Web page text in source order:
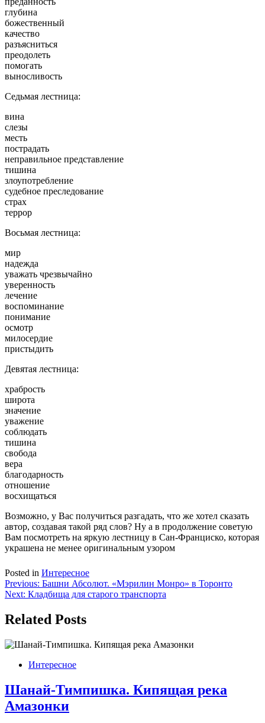
глубина
божественный
качество
разъясниться
преодолеть
помогать
выносливость
Седьмая лестница:
вина
слезы
месть
пострадать
неправильное представление
тишина
злоупотребление
судебное преследование
страх
террор
Восьмая лестница:
мир
надежда
уважать чрезвычайно
уверенность
лечение
воспоминание
понимание
осмотр
милосердие
пристыдить
Девятая лестница:
храбрость
широта
значение
уважение
соблюдать
тишина
свобода
вера
благодарность
отношение
восхищаться
Возможно, у Вас получиться разгадать, что же хотел сказать
автор, создавая такой ряд слов? Ну а в продолжение советую
Вам посмотреть на яркую лестницу в Сан-Франциско, которая
украшена не менее оригинальным узором
Posted in Интересное
Навигация
по
записям
Previous: Башни Абсолют. «Мэрилин Монро» в Торонто
Next: Кладбища для старого транспорта
Related Posts
Интересное
Шанай-Тимпишка. Кипящая река
Амазонки